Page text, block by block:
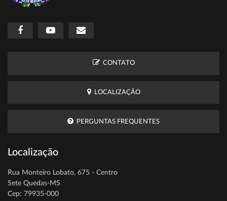
CONTATO
LOCALIZAÇÃO
PERGUNTAS FREQUENTES
Localização
Rua Monteiro Lobato, 675 - Centro
Sete Quedas-MS
Cep: 79935-000